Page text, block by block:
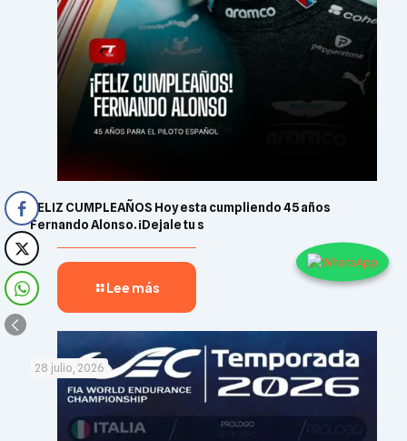
FELIZ CUMPLEAÑOS Hoy esta cumpliendo 45 años
Fernando Alonso. ¡Dejale tu s
Lee más
28 julio, 2026